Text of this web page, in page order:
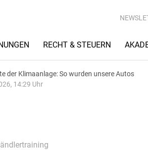
RECHT & STEUERN
der Klimaanlage: So wurden unsere Autos
14:29 Uhr